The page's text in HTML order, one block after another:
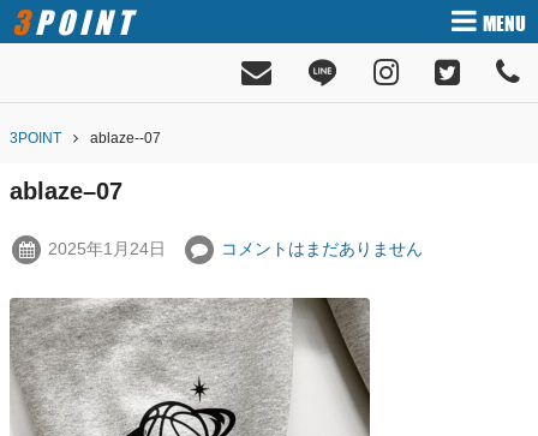
3POINT MENU
3POINT ablaze--07
ablaze–07
2025年1月24日 コメントはまだありません